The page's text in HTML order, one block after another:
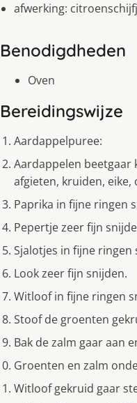
afwerking:
Benodigdheden
Oven
Bereidingswijze
Aardappelpuree:
Aardappelen beetgaar
afgieten, kruiden,
Paprika in fijne ringen
Pepertje zeer fijn
Sjalotjes in fijne ringen
Look zeer fijn snijden.
Witloof in fijne ringen
Stoof de groenten
Bak de zalm gaar aan
Groenten en zalm
Witloof gekruid gaar